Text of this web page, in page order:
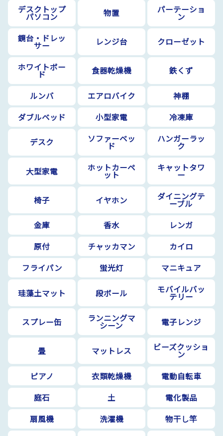
デスクトップ
パソコン 物置 パーテーショ
ン
鏡台・ドレッ
サー レンジ台 クローゼット
ホワイトボー
ド 食器乾燥機 鉄くず
ルンバ エアロバイク
神棚
ダブルベッド
小型家電 冷凍庫
デスク ソファーベッ
ド
ハンガーラッ
ク
大型家電 ホットカーペ
ット
キャットタワ
ー
椅子 イヤホン ダイニングテ
ーブル
金庫
香水
レンガ
原付
チャッカマン
カイロ
フライパン
蛍光灯 マニキュア
珪藻土マット 段ボール モバイルバッ
テリー
スプレー缶 ランニングマ
シーン 電子レンジ
畳 マットレス ビーズクッショ
ン
ピアノ
衣類乾燥機
電動自転車
庭石
土
電化製品
扇風機
洗濯機
物干し竿